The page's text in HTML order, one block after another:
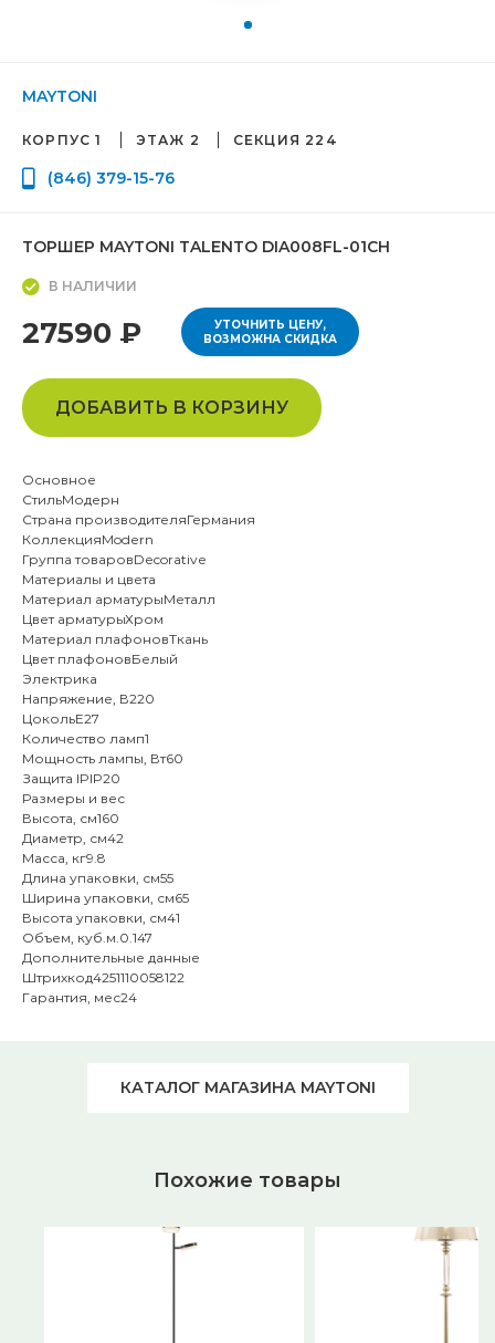
MAYTONI
КОРПУС 1 ЭТАЖ 2 СЕКЦИЯ 224
(846) 379-15-76
ТОРШЕР MAYTONI TALENTO DIA008FL-01CH
В НАЛИЧИИ
27590 ₽
УТОЧНИТЬ ЦЕНУ,
ВОЗМОЖНА СКИДКА
ДОБАВИТЬ В КОРЗИНУ
Основное
СтильМодерн
Страна производителяГермания
КоллекцияModern
Группа товаровDecorative
Материалы и цвета
Материал арматурыМеталл
Цвет арматурыХром
Материал плафоновТкань
Цвет плафоновБелый
Электрика
Напряжение, В220
ЦокольE27
Количество ламп1
Мощность лампы, Вт60
Защита IPIP20
Размеры и вес
Высота, см160
Диаметр, см42
Масса, кг9.8
Длина упаковки, см55
Ширина упаковки, см65
Высота упаковки, см41
Объем, куб.м.0.147
Дополнительные данные
Штрихкод4251110058122
Гарантия, мес24
КАТАЛОГ МАГАЗИНА MAYTONI
Похожие товары